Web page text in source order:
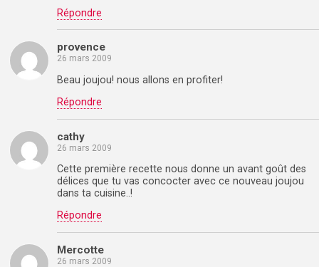
Répondre
provence
26 mars 2009
Beau joujou! nous allons en profiter!
Répondre
cathy
26 mars 2009
Cette première recette nous donne un avant goût des
délices que tu vas concocter avec ce nouveau joujou
dans ta cuisine..!
Répondre
Mercotte
26 mars 2009